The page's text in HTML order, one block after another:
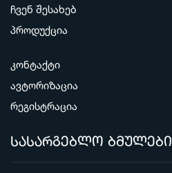
ჩვენ შესახებ
პროდუქცია
კონტაქტი
ავტორიზაცია
რეგისტრაცია
სასარგებლო ბმულები